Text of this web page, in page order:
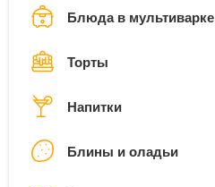
Блюда в мультиварке
Торты
Напитки
Блины и оладьи